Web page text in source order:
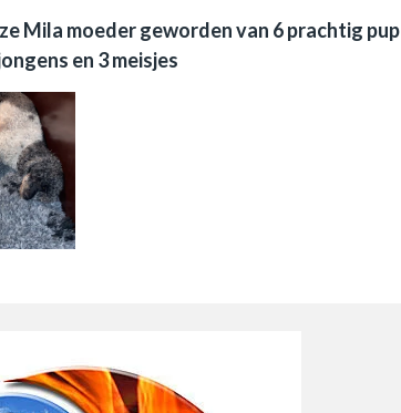
Mila moeder geworden van 6 prachtig pup
en 3 meisjes